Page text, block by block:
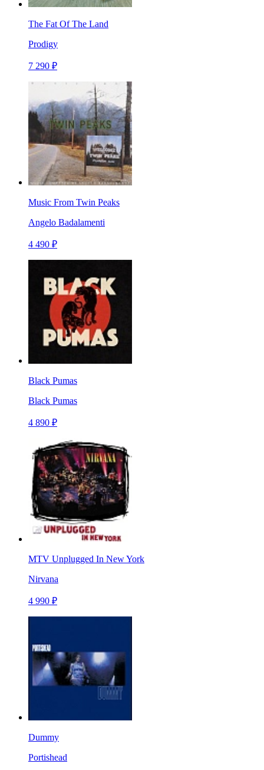
The Fat Of The Land
Prodigy
7 290 ₽
Music From Twin Peaks
Angelo Badalamenti
4 490 ₽
Black Pumas
Black Pumas
4 890 ₽
MTV Unplugged In New York
Nirvana
4 990 ₽
Dummy
Portishead